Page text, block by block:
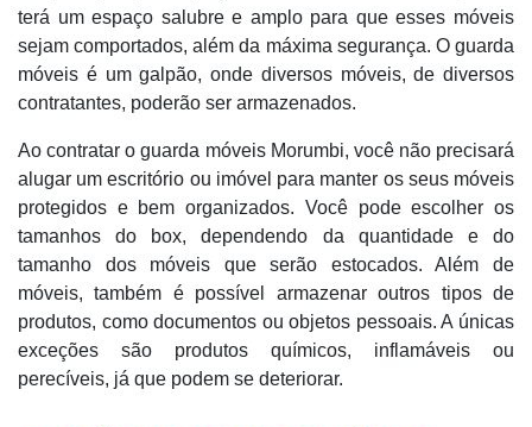
terá um espaço salubre e amplo para que esses móveis
sejam comportados, além da máxima segurança. O guarda
móveis é um galpão, onde diversos móveis, de diversos
contratantes, poderão ser armazenados.
Ao contratar o guarda móveis Morumbi, você não precisará
alugar um escritório ou imóvel para manter os seus móveis
protegidos e bem organizados. Você pode escolher os
tamanhos do box, dependendo da quantidade e do
tamanho dos móveis que serão estocados. Além de
móveis, também é possível armazenar outros tipos de
produtos, como documentos ou objetos pessoais. A únicas
exceções são produtos químicos, inflamáveis ou
perecíveis, já que podem se deteriorar.